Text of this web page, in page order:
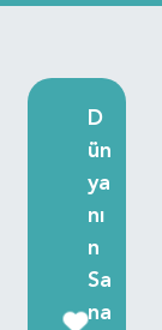
D
ün
ya
nı
n
Sa
na